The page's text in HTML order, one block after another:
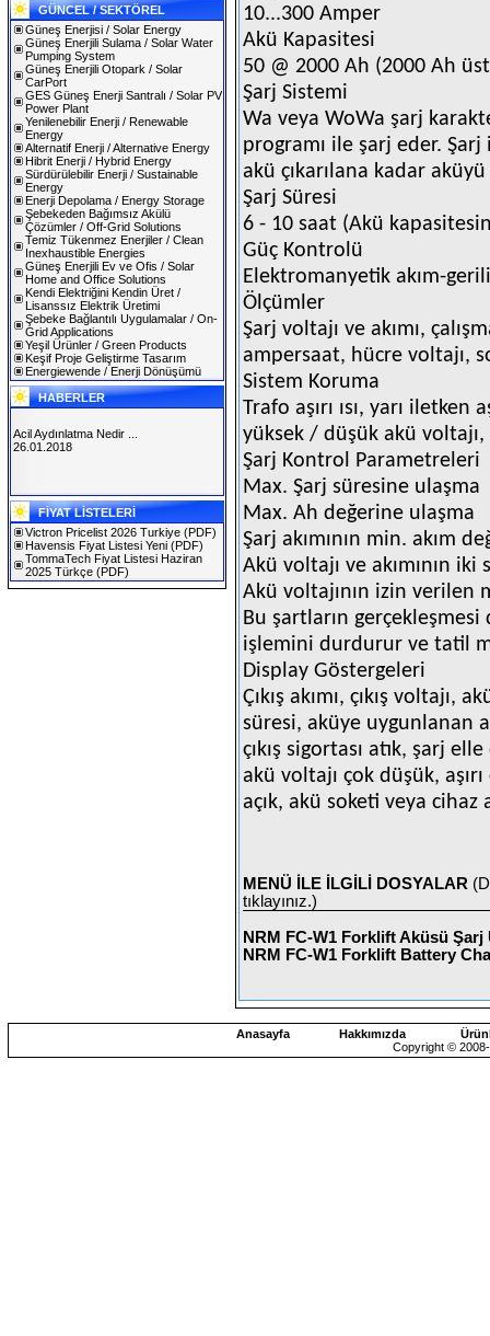
GÜNCEL / SEKTÖREL
Güneş Enerjisi / Solar Energy
Güneş Enerjili Sulama / Solar Water
Pumping System
Güneş Enerjili Otopark / Solar
CarPort
GES Güneş Enerji Santralı / Solar PV
Power Plant
Yenilenebilir Enerji / Renewable
Energy
Alternatif Enerji / Alternative Energy
Hibrit Enerji / Hybrid Energy
Sürdürülebilir Enerji / Sustainable
Energy
Enerji Depolama / Energy Storage
Şebekeden Bağımsız Akülü
Çözümler / Off-Grid Solutions
Temiz Tükenmez Enerjiler / Clean
Inexhaustible Energies
Güneş Enerjili Ev ve Ofis / Solar
Home and Office Solutions
Kendi Elektriğini Kendin Üret /
Lisanssız Elektrik Üretimi
Şebeke Bağlantılı Uygulamalar / On-
Grid Applications
Yeşil Ürünler / Green Products
Keşif Proje Geliştirme Tasarım
Energiewende / Enerji Dönüşümü
HABERLER
SOLAREX ISTANBUL 2019
30.01.2019
Acil Aydınlatma Nedir ...
26.01.2018
FİYAT LİSTELERİ
Victron Pricelist 2026 Turkiye (PDF)
Havensis Fiyat Listesi Yeni (PDF)
TommaTech Fiyat Listesi Haziran
2025 Türkçe (PDF)
10...300 Amper
Akü Kapasitesi
50 @ 2000 Ah (2000 Ah
Şarj Sistemi
Wa veya WoWa şarj
programı ile şarj eder.
akü çıkarılana kadar
Şarj Süresi
6 - 10 saat (Akü
Güç Kontrolü
Elektromanyetik akım-
Ölçümler
Şarj voltajı ve akımı,
ampersaat, hücre voltajı,
Sistem Koruma
Trafo aşırı ısı, yarı iletken
yüksek / düşük akü voltajı,
Şarj Kontrol Parametreleri
Max. Şarj süresine ulaşma
Max. Ah değerine ulaşma
Şarj akımının min. akım
Akü voltajı ve akımının
Akü voltajının izin verilen
Bu şartların
işlemini durdurur ve tatil
Display Göstergeleri
Çıkış akımı, çıkış voltajı,
süresi, aküye uygunlanan
çıkış sigortası atık, şarj
akü voltajı çok düşük,
açık, akü soketi veya cihaz
MENÜ İLE İLGİLİ DOSYALAR
tıklayınız.)
NRM FC-W1 Forklift Aküsü Şarj
NRM FC-W1 Forklift Battery
Anasayfa Hakkımızda
Copyright ©